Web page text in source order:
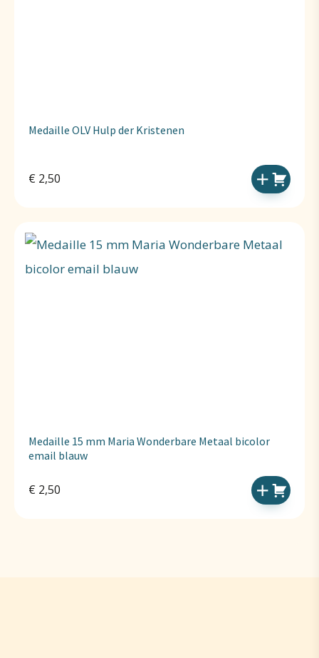
Medaille OLV Hulp der Kristenen
€ 2,50
Medaille 15 mm Maria Wonderbare Metaal bicolor
email blauw
€ 2,50